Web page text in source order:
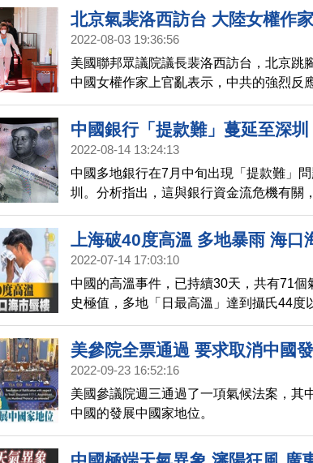
恐怖畫面，10分鐘燒了整座樓。據了解，
尺、地上有42層樓。當局聲稱，目前已經
從大樓內部狂奔逃出。有網友翻出這棟大
訊，明文公告稱「消防設備存在較大的安
北京氣裴洛西訪台 大陸女權作
2022-08-03 19:36:56
美國聯邦眾議院議長裴洛西訪台，北京跳
中國女權作家上官亂表示，中共的強烈反
人士說，中國戰狼只是紙老虎。
中國銀行「提款難」蔓延至深
2022-08-14 13:24:13
中國多地銀行在7月中旬出現「提款難」
圳。分析指出，這與銀行資金流危機有關
結儲戶帳戶不給提款，實為爭取內部資金
上海破40度高溫 多地暴雨 海口
2022-07-14 17:03:10
中國的高溫事件，已持續30天，共有71個
史極值，多地「日最高溫」達到攝氏44度
海，也追平百年來最高紀錄。同時，多地
導致人員傷亡。
美參院全票通過 要求取消中國
2022-09-23 16:52:16
美國參議院週三通過了一項氣候法案，其
中國的發展中國家地位。